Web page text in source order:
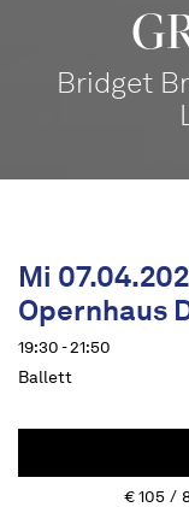
Bridget
Mi
Opernhaus
19:30 - 21:50
Ballett
€105